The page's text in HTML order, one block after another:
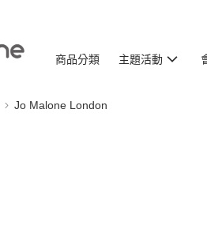
商品分類 主題活動
Jo Malone London